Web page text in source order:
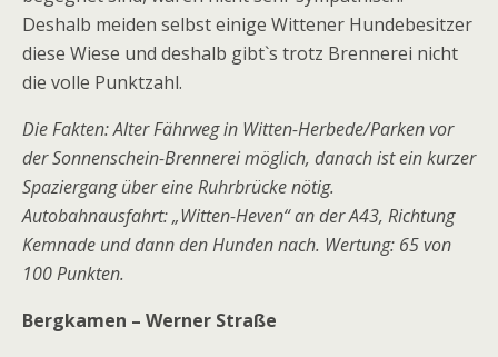
Deshalb meiden selbst einige Wittener Hundebesitzer
diese Wiese und deshalb gibt`s trotz Brennerei nicht
die volle Punktzahl.
Die Fakten: Alter Fährweg in Witten-Herbede/Parken vor
der Sonnenschein-Brennerei möglich, danach ist ein kurzer
Spaziergang über eine Ruhrbrücke nötig.
Autobahnausfahrt: „Witten-Heven“ an der A43, Richtung
Kemnade und dann den Hunden nach. Wertung: 65 von
100 Punkten.
Bergkamen – Werner Straße